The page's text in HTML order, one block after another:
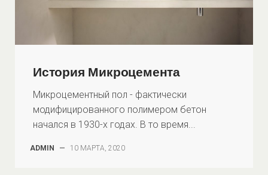
История Микроцемента
Микроцементный пол - фактически
модифицированного полимером бетон
начался в 1930-х годах. В то время...
ADMIN — 10 МАРТА, 2020